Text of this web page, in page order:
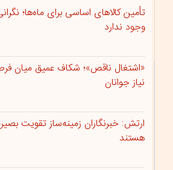
تأمین کالاهای اساسی برای ماه‌ها؛
وجود ندارد
«اشتغال ناقص»؛ شکاف عمیق میان
نیاز جوانان
ارتش: خبرنگاران زمینه‌ساز تقویت
هستند